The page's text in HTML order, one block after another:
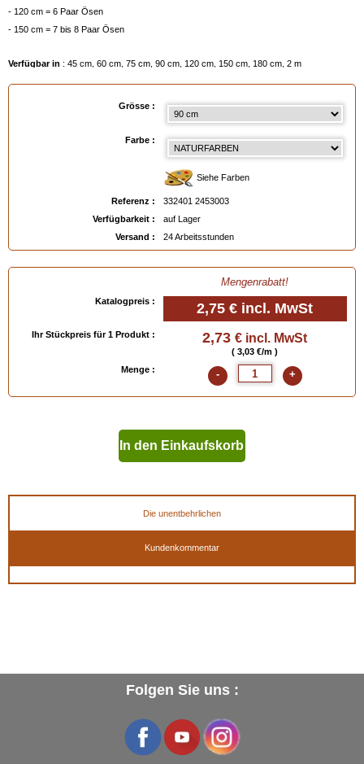
- 120 cm = 6 Paar Ösen
- 150 cm = 7 bis 8 Paar Ösen
Verfügbar in : 45 cm, 60 cm, 75 cm, 90 cm, 120 cm, 150 cm, 180 cm, 2 m
Grösse :
Farbe :
Siehe Farben
Referenz :
332401 2453003
Verfügbarkeit :
auf Lager
Versand :
24 Arbeitsstunden
Mengenrabatt!
Katalogpreis : 2,75 € incl. MwSt
Ihr Stückpreis für 1 Produkt : 2,73 € incl. MwSt
( 3,03 €/m )
Menge :
- +
In den Einkaufskorb
Die unentbehrlichen
Kundenkommentar
Folgen Sie uns :